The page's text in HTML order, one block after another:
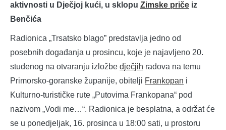
aktivnosti u Dječjoj kući, u sklopu Zimske priče iz
Benčića
Radionica „Trsatsko blago” predstavlja jedno od
posebnih događanja u prosincu, koje je najavljeno 20.
studenog na otvaranju izložbe dječjih radova na temu
Primorsko-goranske županije, obitelji Frankopan i
Kulturno-turističke rute „Putovima Frankopana“ pod
nazivom „Vodi me…“. Radionica je besplatna, a održat će
se u ponedjeljak, 16. prosinca u 18:00 sati, u prostoru